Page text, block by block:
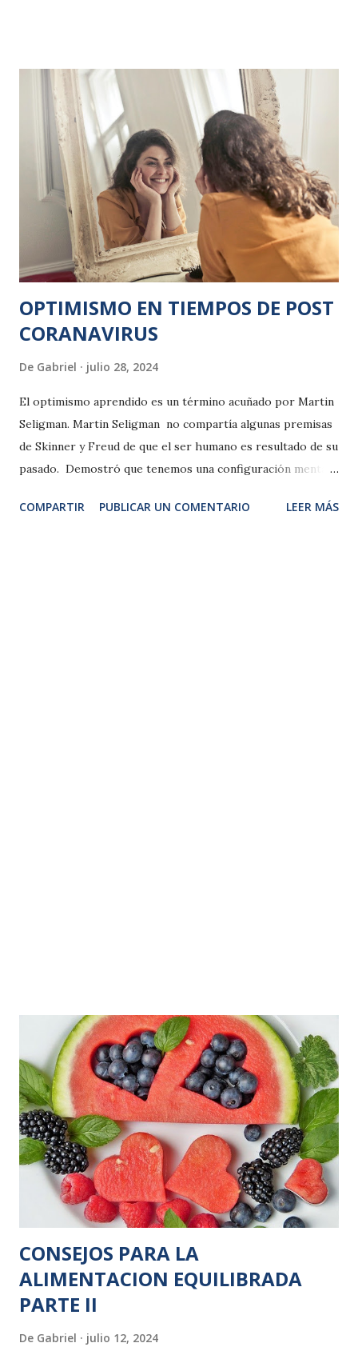
es más difícil ver las diferentes partes de un problema, es
común ver solo lo negativo). Sentirse solo no tiene
relación con el tamaño de la red social. Es decir, el grupo de
amigos de una persona no siempre es indicativo de soledad:
una amplia red de conocidos puede carecer de relaciones
significativas y satisfactorias, mientras que un grupo
pequeño y unido puede contener relaciones significativas y
gratificantes. A veces, el popular de la clase es el más triste.
Lo importante ...
OPTIMISMO EN TIEMPOS DE POST
CORANAVIRUS
De Gabriel julio 28, 2024
El optimismo aprendido es un término acuñado por Martin
Seligman. Martin Seligman no compartía algunas premisas
de Skinner y Freud de que el ser humano es resultado de su
pasado. Demostró que tenemos una configuración mental
vida nos afectan pero, al final siempre tenemos una decisión
COMPARTIR PUBLICAR UN COMENTARIO LEER MÁS
CONSEJOS PARA LA
ALIMENTACION EQUILIBRADA
PARTE II
De Gabriel julio 12, 2024